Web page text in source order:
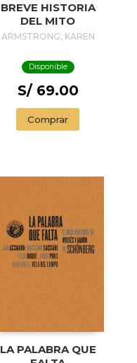
BREVE HISTORIA
DEL MITO
ARMSTRONG, KAREN
Disponible
S/ 69.00
Comprar
LA PALABRA QUE